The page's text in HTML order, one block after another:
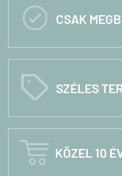
 CSAK
C SZÉLES
 KÖZEL 10